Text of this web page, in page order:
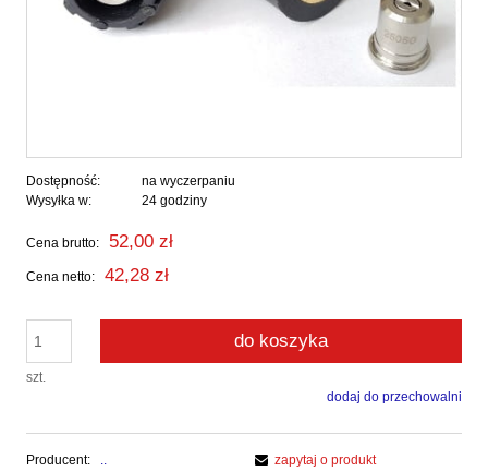
Dostępność:
na wyczerpaniu
Wysyłka w:
24 godziny
Cena brutto: 52,00 zł
Cena netto: 42,28 zł
szt.
do koszyka
dodaj do przechowalni
Producent:
zapytaj o produkt